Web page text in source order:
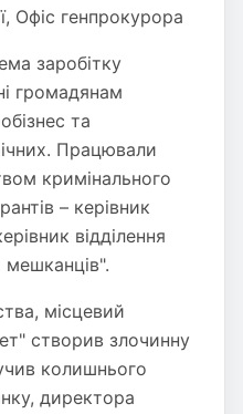
Офіс генпрокурора
заробітку
громадянам
та
Працювали
кримінального
– керівник
відділення
місцевий
створив злочинну
колишнього
директора